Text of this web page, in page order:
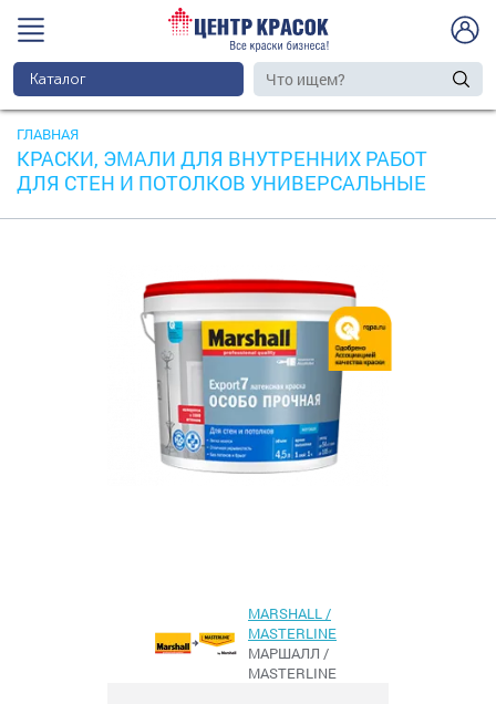
Каталог
ГЛАВНАЯ
КРАСКИ, ЭМАЛИ ДЛЯ ВНУТРЕННИХ РАБОТ
ДЛЯ СТЕН И ПОТОЛКОВ УНИВЕРСАЛЬНЫЕ
MARSHALL /
MASTERLINE
МАРШАЛЛ /
MASTERLINE